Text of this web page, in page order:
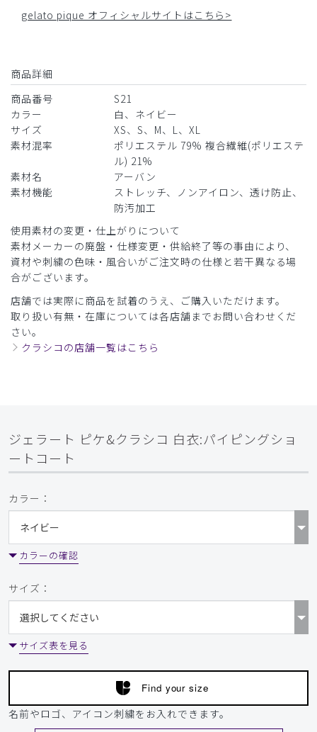
gelato pique オフィシャルサイトはこちら>
商品詳細
商品番号
S21
カラー
白、ネイビー
サイズ
XS、S、M、L、XL
素材混率
ポリエステル 79% 複合繊維(ポリエステ
ル) 21%
素材名
アーバン
素材機能
ストレッチ、ノンアイロン、透け防止、
防汚加工
使用素材の変更・仕上がりについて
素材メーカーの廃盤・仕様変更・供給終了等の事由により、
資材や刺繍の色味・風合いがご注文時の仕様と若干異なる場
合がございます。
店舗では実際に商品を試着のうえ、ご購入いただけます。
取り扱い有無・在庫については各店舗までお問い合わせくだ
さい。
クラシコの店舗一覧はこちら
ジェラート ピケ&クラシコ 白衣:パイピングショ
ートコート
カラー：
カラーの確認
サイズ：
サイズ表を見る
Find your size
名前やロゴ、アイコン刺繍をお入れできます。